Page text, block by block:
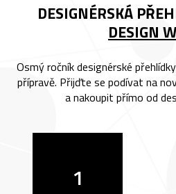
DESIGNÉRSKÁ
DESIGN
Osmý ročník designérské
přípravě. Přijďte se podívat na
a nakoupit přímo od
1